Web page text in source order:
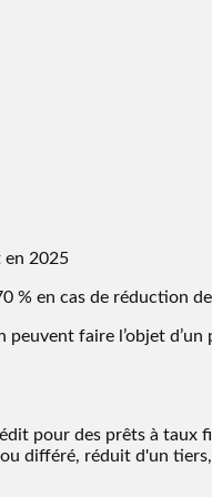
en 2025
en cas de réduction
faire l’objet
pour des prêts à taux
différé, réduit d'un tiers,